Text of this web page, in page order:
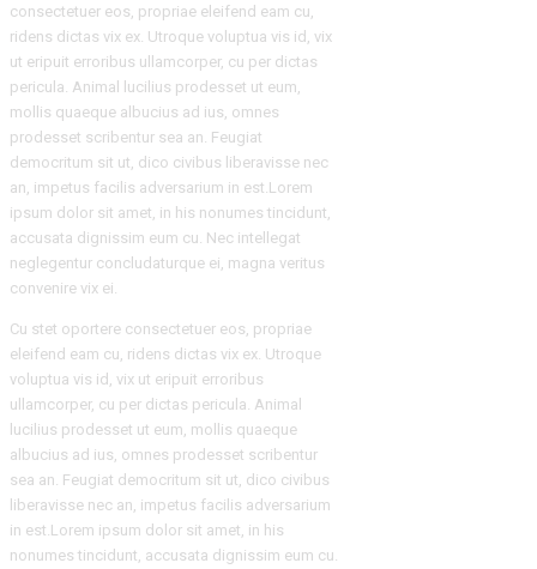
consectetuer eos, propriae eleifend eam cu,
ridens dictas vix ex. Utroque voluptua vis id, vix
ut eripuit erroribus ullamcorper, cu per dictas
pericula. Animal lucilius prodesset ut eum,
mollis quaeque albucius ad ius, omnes
prodesset scribentur sea an. Feugiat
democritum sit ut, dico civibus liberavisse nec
an, impetus facilis adversarium in est.Lorem
ipsum dolor sit amet, in his nonumes tincidunt,
accusata dignissim eum cu. Nec intellegat
neglegentur concludaturque ei, magna veritus
convenire vix ei.
Cu stet oportere consectetuer eos, propriae
eleifend eam cu, ridens dictas vix ex. Utroque
voluptua vis id, vix ut eripuit erroribus
ullamcorper, cu per dictas pericula. Animal
lucilius prodesset ut eum, mollis quaeque
albucius ad ius, omnes prodesset scribentur
sea an. Feugiat democritum sit ut, dico civibus
liberavisse nec an, impetus facilis adversarium
in est.Lorem ipsum dolor sit amet, in his
nonumes tincidunt, accusata dignissim eum cu.